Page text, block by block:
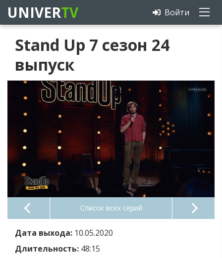
UNIVERTV Войти
Stand Up 7 сезон 24
выпуск
Список всех серий
Дата выхода: 10.05.2020
Длительность: 48:15